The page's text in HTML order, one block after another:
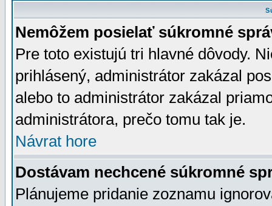
Nemôžem posielať súkromné
Pre toto existujú tri hlavné dôvody.
prihlásený, administrátor zakázal
alebo to administrátor zakázal
administrátora, prečo tomu tak je.
Návrat hore
Dostávam nechcené súkromné
Plánujeme pridanie zoznamu